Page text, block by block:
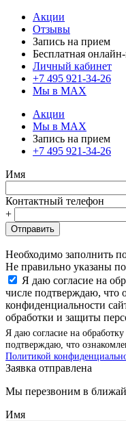
Акции
Отзывы
Запись на прием
Бесплатная
Личный кабинет
+7 495 921-34-26
Мы в MAX
Акции
Мы в MAX
Запись на прием
+7 495 921-34-26
Имя
Контактный телефон
+
Отправить
Необходимо заполнить
Не правильно указаны
Я даю согласие на
числе подтверждаю, что
конфиденциальности
обработки и защиты
Я даю согласие на
подтверждаю, что
Политикой
Заявка отправлена
Мы перезвоним в
Имя